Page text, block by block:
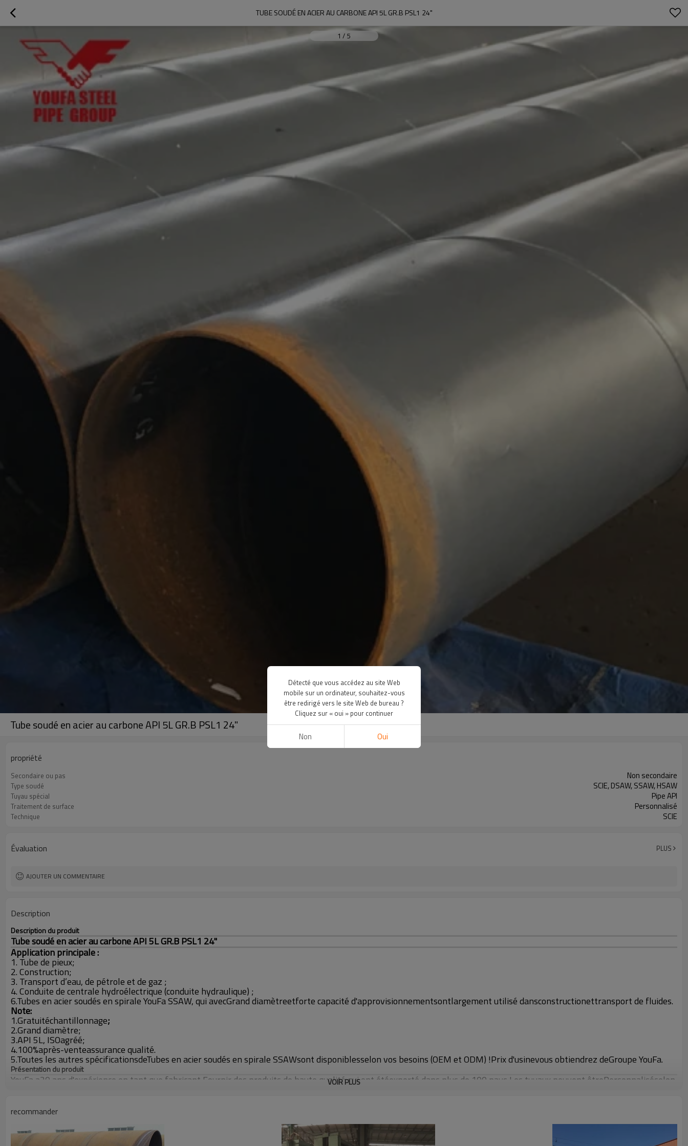
TUBE SOUDÉ EN ACIER AU CARBONE API 5L GR.B PSL1 24"
1 / 5
Tube soudé en acier au carbone API 5L GR.B PSL1 24"
propriété
Secondaire ou pas Non secondaire
Type soudé SCIE, DSAW, SSAW, HSAW
Tuyau spécial Pipe API
Traitement de surface Personnalisé
Technique SCIE
Évaluation PLUS
AJOUTER UN COMMENTAIRE
Description
Description du produit
Tube soudé en acier au carbone API 5L GR.B PSL1 24"
Application principale :
1. Tube de pieux;
2. Construction;
3. Transport d’eau, de pétrole et de gaz ;
4. Conduite de centrale hydroélectrique (conduite hydraulique) ;
6.Tubes en acier soudés en spirale YouFa SSAW, qui avecGrand diamètreetforte capacité d'approvisionnementsontlargement utilisé dansconstructionettransport de fluides.
Note:
1.Gratuitéchantillonnage;
2.Grand diamètre;
3.API 5L, ISOagréé;
4.100%après-venteassurance qualité.
5.Toutes les autres spécificationsdeTubes en acier soudés en spirale SSAWsont disponiblesselon vos besoins (OEM et ODM) !Prix d'usinevous obtiendrez deGroupe YouFa.
Présentation du produit
YouFa a20 ans d'expérience en tant que fabricant Fournir des produits de haute qualité qui ont étéexporté dans plus de 100 pays, Les tuyaux peuvent êtrePersonnaliséselon
Épaisseur de paroi
3-17M selon les exigences du client
API 5L, EN10255, EN10219, EN10210, EN39, BS1387,
VOIR PLUS
recommander
Détecté que vous accédez au site Web
mobile sur un ordinateur, souhaitez-vous
être redirigé vers le site Web de bureau ?
Cliquez sur « oui » pour continuer
Non Oui